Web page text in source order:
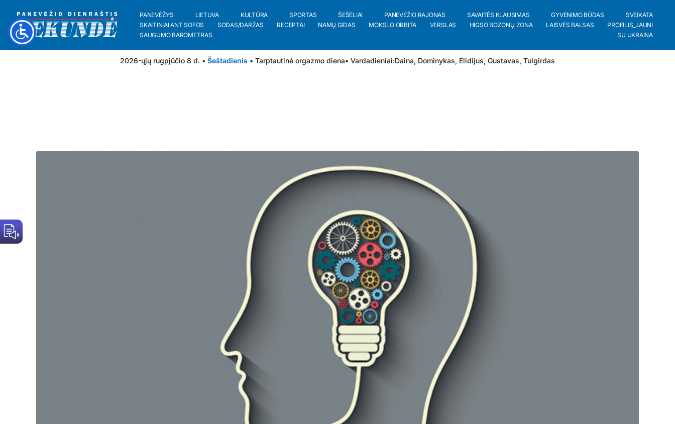
PANEVĖŽYS LIETUVA KULTŪRA SPORTAS ŠEŠĖLIAI PANEVĖŽIO RAJONAS SAVAITĖS KLAUSIMAS GYVENIMO BŪDAS
SVEIKATA
SKAITINIAI ANT SOFOS
SODAS/DARŽAS RECEPTAI NAMŲ GIDAS MOKSLO ORBITA VERSLAS HIGSO BOZONŲ ZONA LAISVĖS BALSAS
PROFILIS_JAUNI
SAUGUMO BAROMETRAS
SU UKRAINA
2026-ųjų rugpjūčio 8 d. • Šeštadienis • Tarptautinė orgazmo diena• Vardadieniai:Daina, Dominykas, Elidijus, Gustavas, Tulgirdas